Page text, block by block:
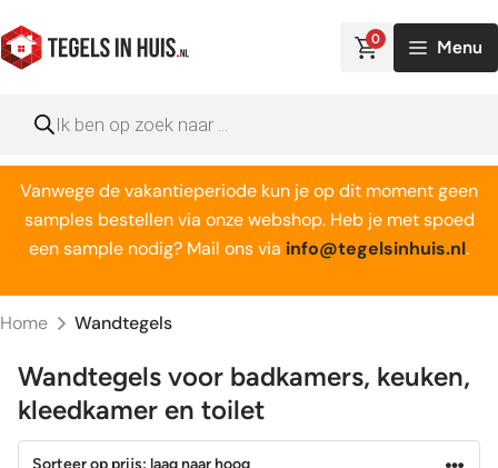
naar
de
0 Menu
zoeken
Vanwege de vakantieperiode kun je op dit moment geen
samples bestellen via onze webshop. Heb je met spoed
een sample nodig? Mail ons via info@tegelsinhuis.nl.
Home Wandtegels
Wandtegels voor badkamers, keuken,
kleedkamer en toilet